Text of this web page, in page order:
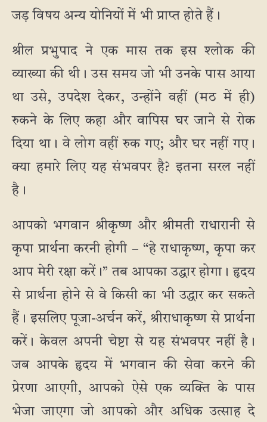
जड़ विषय अन्य योनियों में भी प्राप्त होते हैं।
श्रील प्रभुपाद ने एक मास तक इस श्लोक की
व्याख्या की थी। उस समय जो भी उनके पास आया
था उसे, उपदेश देकर, उन्होंने वहीं (मठ में ही)
रुकने के लिए कहा और वापिस घर जाने से रोक
दिया था। वे लोग वहीं रुक गए; और घर नहीं गए।
क्या हमारे लिए यह संभवपर है? इतना सरल नहीं
है।
आपको भगवान श्रीकृष्ण और श्रीमती राधारानी से
कृपा प्रार्थना करनी होगी – “हे राधाकृष्ण, कृपा कर
आप मेरी रक्षा करें।” तब आपका उद्धार होगा। हृदय
से प्रार्थना होने से वे किसी का भी उद्धार कर सकते
हैं। इसलिए पूजा-अर्चन करें, श्रीराधाकृष्ण से प्रार्थना
करें। केवल अपनी चेष्टा से यह संभवपर नहीं है।
जब आपके हृदय में भगवान की सेवा करने की
प्रेरणा आएगी, आपको ऐसे एक व्यक्ति के पास
भेजा जाएगा जो आपको और अधिक उत्साह दे